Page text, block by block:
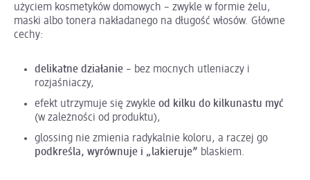
użyciem kosmetyków domowych – zwykle w formie żelu,
maski albo tonera nakładanego na długość włosów. Główne
cechy:
delikatne działanie – bez mocnych utleniaczy i
rozjaśniaczy,
efekt utrzymuje się zwykle od kilku do kilkunastu myć
(w zależności od produktu),
glossing nie zmienia radykalnie koloru, a raczej go
podkreśla, wyrównuje i „lakieruje” blaskiem.